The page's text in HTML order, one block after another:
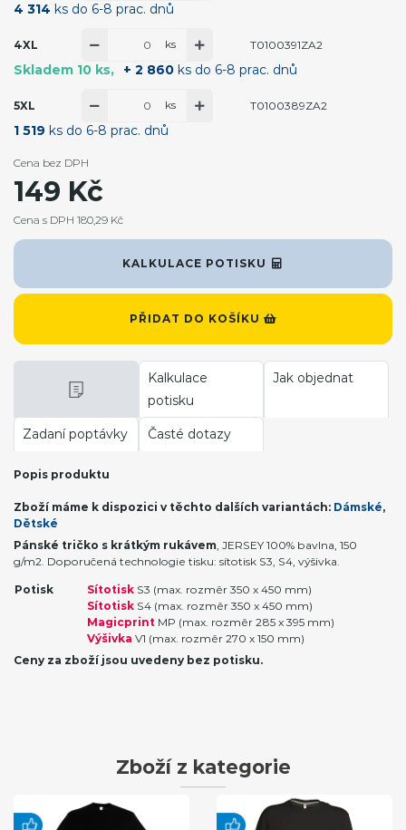
4 314 ks do 6-8 prac. dnů
4XL
Skladem 10 ks + 2 860 ks do 6-8 prac. dnů
ks T0100391ZA2
5XL
1 519 ks do 6-8 prac. dnů
ks T0100389ZA2
KALKULACE POTISKU
PŘIDAT DO KOŠÍKU
Cena bez DPH
149 Kč
Cena s DPH 180,29 Kč
Kalkulace
potisku
Jak objednat
Zadaní poptávky Časté dotazy
Popis produktu
Zboží máme k dispozici v těchto dalších variantách: Dámské,
Dětské
Pánské tričko s krátkým rukávem , JERSEY 100% bavlna, 150
g/m2. Doporučená technologie tisku: sítotisk S3, S4, výšivka.
Potisk Sítotisk S3 (max. rozměr 350 x 450 mm)
Sítotisk S4 (max. rozměr 350 x 450 mm)
Magicprint MP (max. rozměr 285 x 395 mm)
Výšivka V1 (max. rozměr 270 x 150 mm)
Ceny za zboží jsou uvedeny bez potisku.
Zboží z kategorie